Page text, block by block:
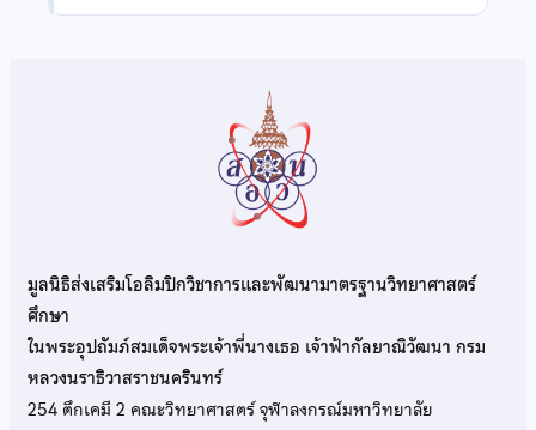
มูลนิธิส่งเสริมโอลิมปิกวิชาการและพัฒนามาตรฐานวิทยาศาสตร์
ศึกษา
ในพระอุปถัมภ์สมเด็จพระเจ้าพี่นางเธอ เจ้าฟ้ากัลยาณิวัฒนา กรม
หลวงนราธิวาสราชนครินทร์
254 ตึกเคมี 2 คณะวิทยาศาสตร์ จุฬาลงกรณ์มหาวิทยาลัย